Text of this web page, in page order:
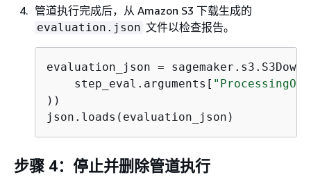
管道执行完成后，从 Amazon S3 下载生成的
evaluation.json 文件以检查报告。
evaluation_json =
    step_eval.arguments[
))
json.loads(evaluation_json)
步骤 4：停止并删除管道执行